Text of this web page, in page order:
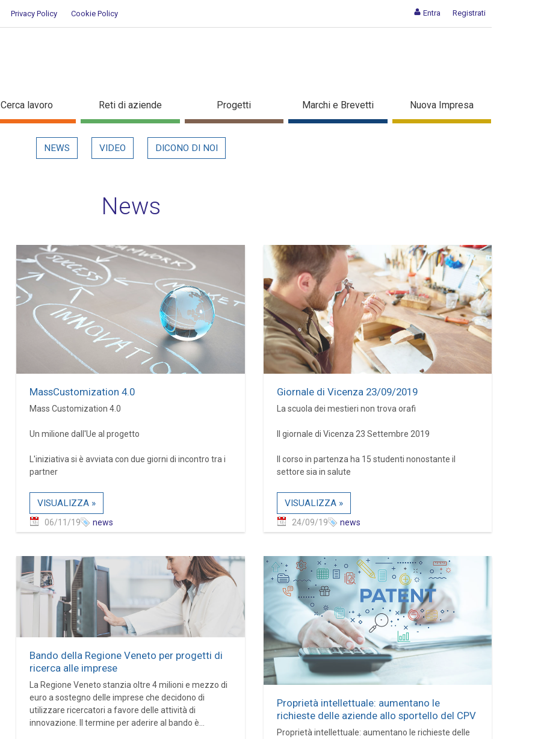
Entra Registrati
Privacy Policy Cookie Policy
Cerca lavoro Reti di aziende Progetti Marchi e Brevetti Nuova Impresa
NEWS VIDEO DICONO DI NOI
News
MassCustomization 4.0
Mass Customization 4.0
Un milione dall'Ue al progetto
L'iniziativa si è avviata con due giorni di incontro tra i
partner
VISUALIZZA »
06/11/19 news
Giornale di Vicenza 23/09/2019
La scuola dei mestieri non trova orafi
Il giornale di Vicenza 23 Settembre 2019
Il corso in partenza ha 15 studenti nonostante il
settore sia in salute
VISUALIZZA »
24/09/19 news
Bando della Regione Veneto per progetti di
ricerca alle imprese
La Regione Veneto stanzia oltre 4 milioni e mezzo di
euro a sostegno delle imprese che decidono di
utilizzare ricercatori a favore delle attività di
innovazione. Il termine per aderire al bando è...
Proprietà intellettuale: aumentano le
richieste delle aziende allo sportello del CPV
Proprietà intellettuale: aumentano le richieste delle